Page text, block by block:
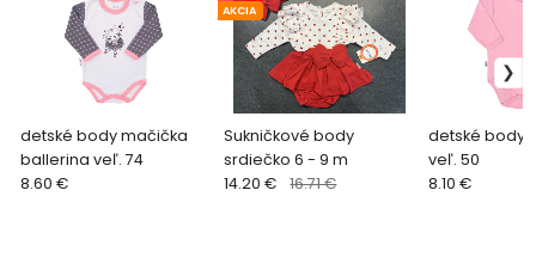
detské body mačička
ballerina veľ. 74
8.60 €
Sukničkové body
srdiečko 6 - 9 m
AKCIA
14.20 € 16.71 €
detské body
veľ. 50
8.10 €